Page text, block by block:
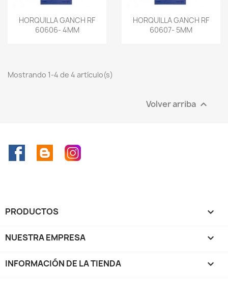
HORQUILLA GANCH RF
60606- 4MM
HORQUILLA GANCH RF
60607- 5MM
Mostrando 1-4 de 4 artículo(s)
Volver arriba 
FacebookRss Instagram
PRODUCTOS 
NUESTRA EMPRESA 
INFORMACIÓN DE LA TIENDA keyboard_arrow_down